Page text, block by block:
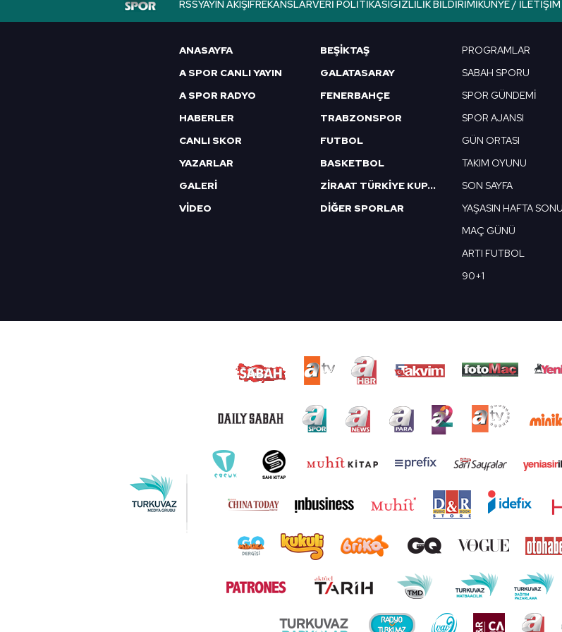
6698 sayılı Kişisel Verilerin Korunması Kanunu uyarınca hazırlanmış
RSSYAYIN AKIŞIFREKANSLARVERI POLITIKASIGIZLILIK BILDIRIMIKÜNYE / İLETIŞIM
ANASAYFA
A SPOR CANLI YAYIN
A SPOR RADYO
HABERLER
CANLI SKOR
YAZARLAR
GALERİ
VİDEO
BEŞİKTAŞ
GALATASARAY
FENERBAHÇE
TRABZONSPOR
FUTBOL
BASKETBOL
ZİRAAT TÜRKİYE KUPASI
DİĞER SPORLAR
PROGRAMLAR
SABAH SPORU
SPOR GÜNDEMİ
SPOR AJANSI
GÜN ORTASI
TAKIM OYUNU
SON SAYFA
YAŞASIN HAFTA SONU
MAÇ GÜNÜ
ARTI FUTBOL
90+1